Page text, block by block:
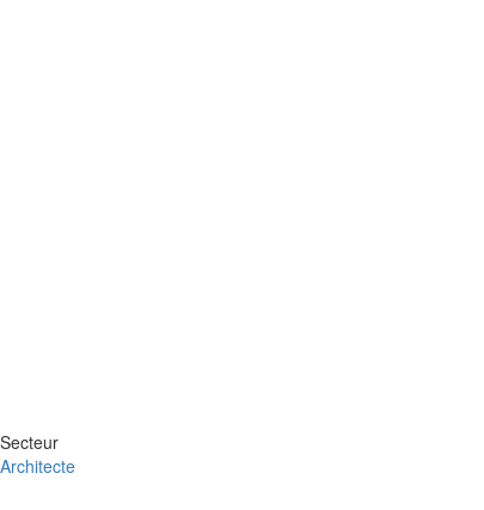
Secteur
Architecte